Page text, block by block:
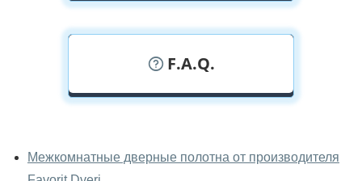
F.A.Q.
полотна вживую?
Межкомнатные дверные полотна от производителя